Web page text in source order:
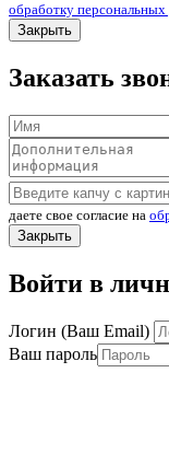
обработку
Закрыть
Заказать
даете свое согласие на
Закрыть
Войти в
Логин (Ваш Email)
Ваш пароль